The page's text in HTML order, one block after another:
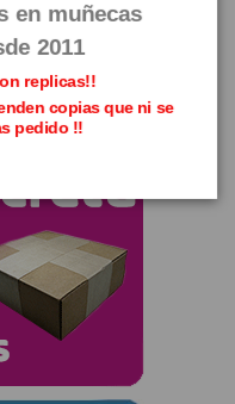
en muñecas
2011
replicas!!
copias que ni se
pedido !!